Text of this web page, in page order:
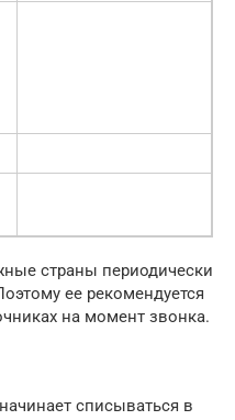
страны периодически
ее рекомендуется
на момент звонка.
списыватьcя в